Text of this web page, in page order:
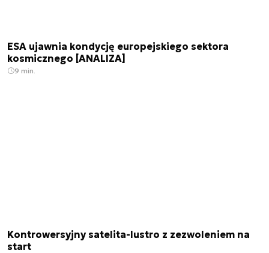
ESA ujawnia kondycję europejskiego sektora
kosmicznego [ANALIZA]
9 min.
Kontrowersyjny satelita-lustro z zezwoleniem na
start